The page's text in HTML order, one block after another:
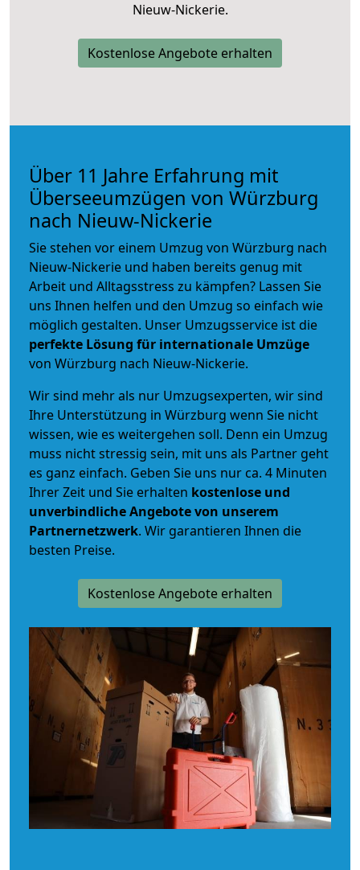
Nieuw-Nickerie.
Kostenlose Angebote erhalten
Über 11 Jahre Erfahrung mit
Überseeumzügen von Würzburg
nach Nieuw-Nickerie
Sie stehen vor einem Umzug von Würzburg nach
Nieuw-Nickerie und haben bereits genug mit
Arbeit und Alltagsstress zu kämpfen? Lassen Sie
uns Ihnen helfen und den Umzug so einfach wie
möglich gestalten. Unser Umzugsservice ist die
perfekte Lösung für internationale Umzüge
von Würzburg nach Nieuw-Nickerie.
Wir sind mehr als nur Umzugsexperten, wir sind
Ihre Unterstützung in Würzburg wenn Sie nicht
wissen, wie es weitergehen soll. Denn ein Umzug
muss nicht stressig sein, mit uns als Partner geht
es ganz einfach. Geben Sie uns nur ca. 4 Minuten
Ihrer Zeit und Sie erhalten kostenlose und
unverbindlicheAngebote von unserem
Partnernetzwerk. Wir garantieren Ihnen die
besten Preise.
Kostenlose Angebote erhalten